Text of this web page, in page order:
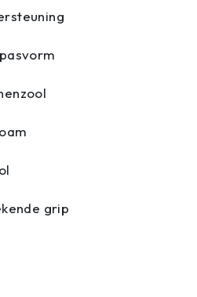
grip